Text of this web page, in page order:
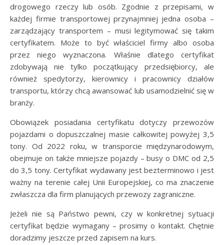
drogowego rzeczy lub osób. Zgodnie z przepisami, w
każdej firmie transportowej przynajmniej jedna osoba –
zarządzający transportem – musi legitymować się takim
certyfikatem. Może to być właściciel firmy albo osoba
przez niego wyznaczona. Właśnie dlatego certyfikat
zdobywają nie tylko początkujący przedsiębiorcy, ale
również spedytorzy, kierownicy i pracownicy działów
transportu, którzy chcą awansować lub usamodzielnić się w
branży.
Obowiązek posiadania certyfikatu dotyczy przewozów
pojazdami o dopuszczalnej masie całkowitej powyżej 3,5
tony. Od 2022 roku, w transporcie międzynarodowym,
obejmuje on także mniejsze pojazdy – busy o DMC od 2,5
do 3,5 tony. Certyfikat wydawany jest bezterminowo i jest
ważny na terenie całej Unii Europejskiej, co ma znaczenie
zwłaszcza dla firm planujących przewozy zagraniczne.
Jeżeli nie są Państwo pewni, czy w konkretnej sytuacji
certyfikat będzie wymagany – prosimy o kontakt. Chętnie
doradzimy jeszcze przed zapisem na kurs.